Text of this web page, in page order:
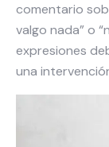
comentario
valgo nada” o
expresiones
una